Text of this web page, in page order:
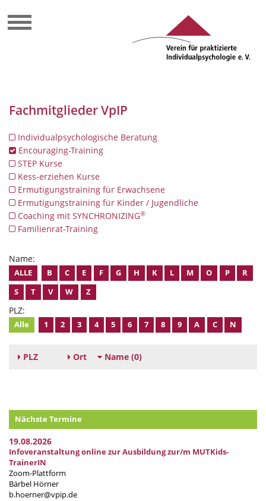
Fachmitglieder VpIP
Individualpsychologische Beratung
Encouraging-Training
STEP Kurse
Kess-erziehen Kurse
Ermutigungstraining für Erwachsene
Ermutigungstraining für Kinder / Jugendliche
Coaching mit SYNCHRONIZING®
Familienrat-Training
Name:
ALLE B C E F G H K L M O P
R
S
T V W Z
PLZ:
Alle 1 2 3 4 5 6 7 8 9 A C N
PLZ Ort Name (0)
Nächste Termine
19.08.2026
Infoveranstaltung online zur Ausbildung zur/m MUTKids-
TrainerIN
Zoom-Plattform
Bärbel Hörner
b.hoerner@vpip.de